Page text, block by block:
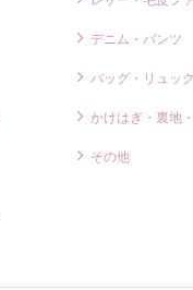
デニム・パンツ
バッグ・リュック
かけはぎ・裏地
その他